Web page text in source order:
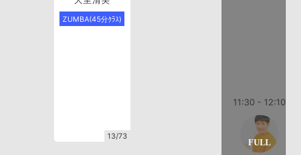
ZUMBA(45分ｸﾗｽ)
13/73
11:30 - 12:10